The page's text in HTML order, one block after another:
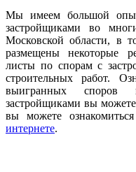
Мы имеем большой
застройщиками во
Московской области, в
размещены некоторые
листы по спорам с
строительных работ.
выигранных споров
застройщиками вы
вы можете
интернете.